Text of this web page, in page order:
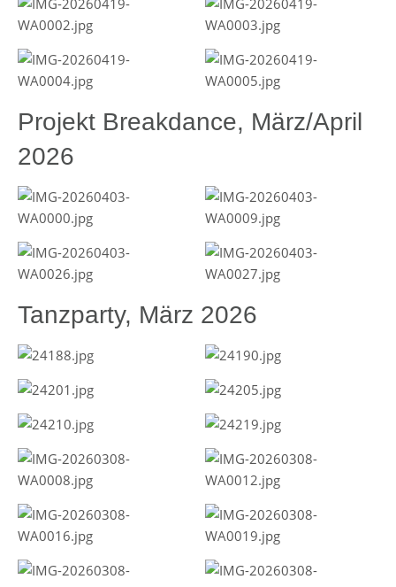
Projekt Breakdance, März/April
2026
Tanzparty, März 2026